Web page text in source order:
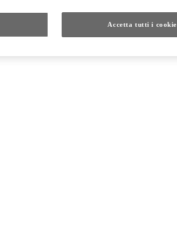
Accetta tutti i cookie